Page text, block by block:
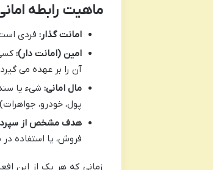
ماهیت رابطه
امانت گذار: فردی
امین (امانت دار):
آن را بر عهده می
مال امانی: شیء یا
پول، خودرو،
هدف مشخص از
فروش، یا استفاده
زمانی که هر یک از این